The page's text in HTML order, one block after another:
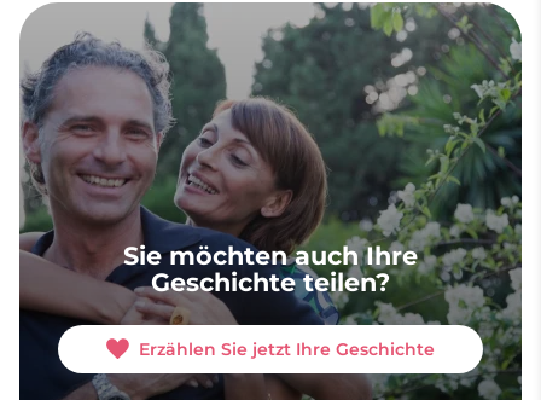
Sie möchten auch Ihre
Geschichte teilen?
Erzählen Sie jetzt Ihre Geschichte